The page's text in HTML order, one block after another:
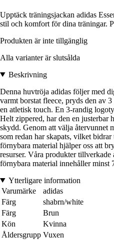
Upptäck träningsjackan adidas
stil och komfort för dina träningar.
Produkten är inte tillgänglig
Alla varianter är slutsålda
Beskrivning
Denna huvtröja adidas följer med
varmt borstat fleece, pryds den av
en atletisk touch. En 3-randig
Helt zippered, har den en justerbar
skydd. Genom att välja återvunnet
som redan har skapats, vilket
förnybara material hjälper oss att
resurser. Våra produkter
förnybara material innehåller minst
Ytterligare information
Varumärke
adidas
Färg
shabrn/white
Färg
Brun
Kön
Kvinna
Åldersgrupp Vuxen